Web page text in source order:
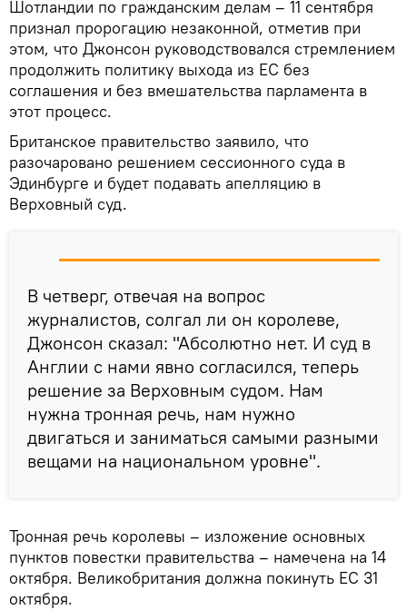
Шотландии по гражданским делам – 11 сентября
признал пророгацию незаконной, отметив при
этом, что Джонсон руководствовался стремлением
продолжить политику выхода из ЕС без
соглашения и без вмешательства парламента в
этот процесс.
Британское правительство заявило, что
разочаровано решением сессионного суда в
Эдинбурге и будет подавать апелляцию в
Верховный суд.
В четверг, отвечая на вопрос
журналистов, солгал ли он королеве,
Джонсон сказал: "Абсолютно нет. И суд в
Англии с нами явно согласился, теперь
решение за Верховным судом. Нам
нужна тронная речь, нам нужно
двигаться и заниматься самыми разными
вещами на национальном уровне".
Тронная речь королевы – изложение основных
пунктов повестки правительства – намечена на 14
октября. Великобритания должна покинуть ЕС 31
октября.